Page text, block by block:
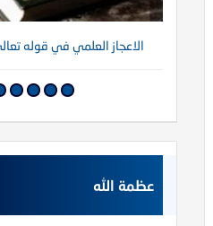
الاعجاز العلمي في قوله
عظمة الله